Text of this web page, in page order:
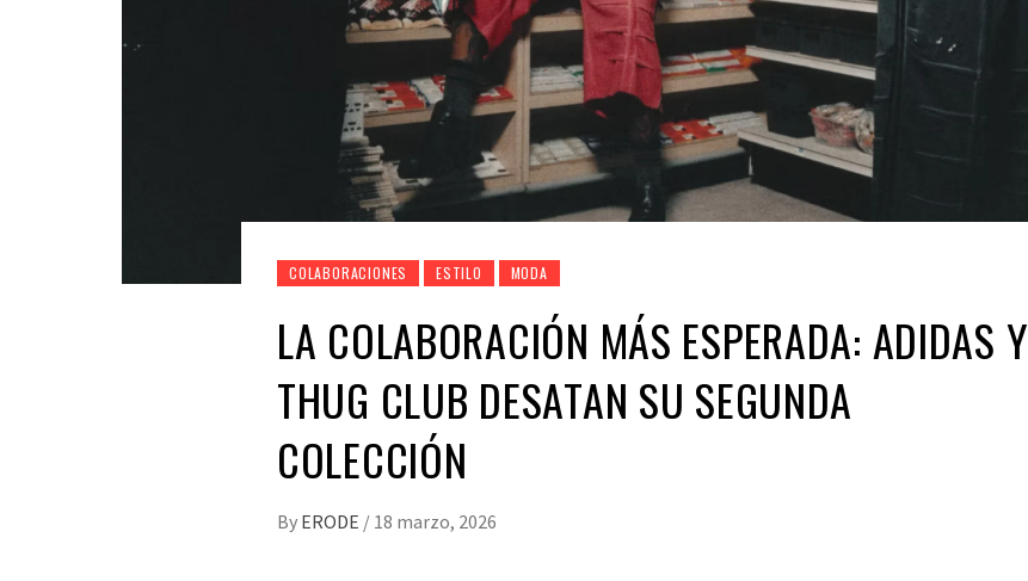
COLABORACIONES ESTILO MODA
LA COLABORACIÓN MÁS ESPERADA: ADIDAS Y
THUG CLUB DESATAN SU SEGUNDA
COLECCIÓN
By ERODE / 18 marzo, 2026